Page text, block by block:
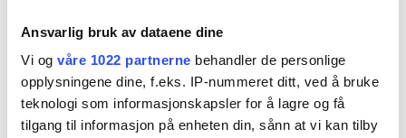
Ansvarlig bruk av dataene dine
Vi og våre 1022 partnerne behandler de personlige
opplysningene dine, f.eks. IP-nummeret ditt, ved å bruke
teknologi som informasjonskapsler for å lagre og få
tilgang til informasjon på enheten din, sånn at vi kan tilby
– Er jo ganske søt da